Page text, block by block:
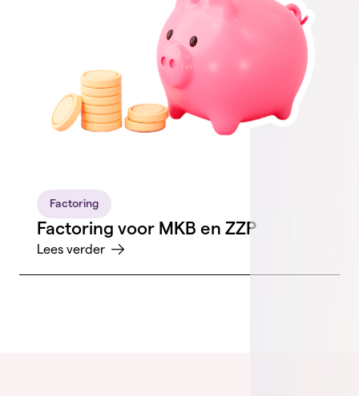
Factoring
Factoring voor MKB en ZZP
Lees verder